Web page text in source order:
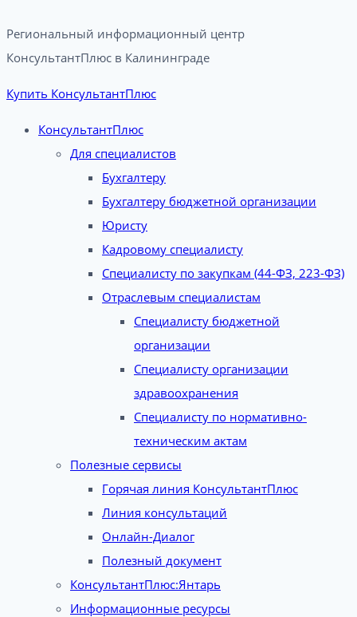
Региональный информационный центр
КонсультантПлюс в Калининграде​
Купить КонсультантПлюс
КонсультантПлюс
Для специалистов
Бухгалтеру
Бухгалтеру бюджетной организации
Юристу
Кадровому специалисту
Специалисту по закупкам (44-ФЗ, 223-ФЗ)
Отраслевым специалистам
Специалисту бюджетной
организации
Специалисту организации
здравоохранения
Специалисту по нормативно-
техническим актам
Полезные сервисы
Горячая линия КонсультантПлюс
Линия консультаций
Онлайн-Диалог
Полезный документ
КонсультантПлюс:Янтарь
Информационные ресурсы